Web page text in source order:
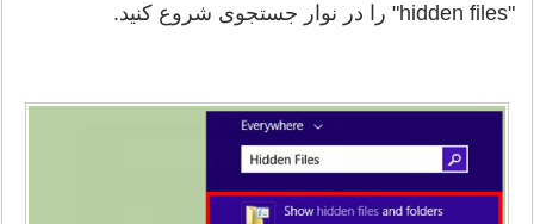
"hidden files" را در نوار جستجوی شروع کنید.